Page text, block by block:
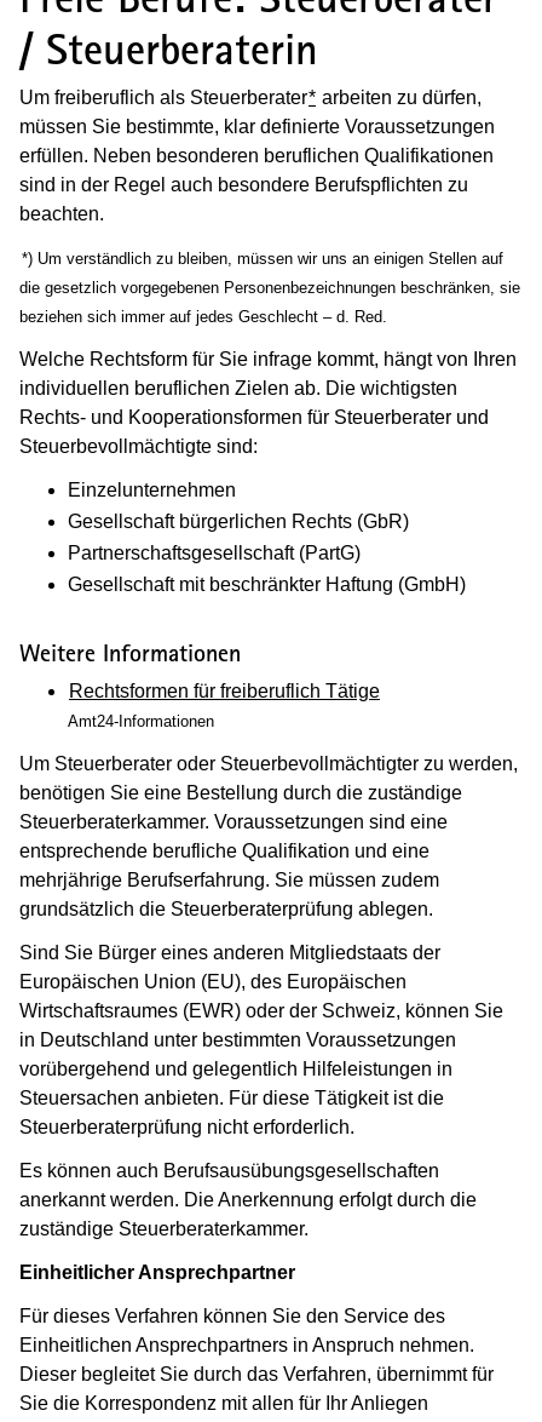
/ Steuerberaterin
Um freiberuflich als Steuerberater* arbeiten zu dürfen,
müssen Sie bestimmte, klar definierte Voraussetzungen
erfüllen. Neben besonderen beruflichen Qualifikationen
sind in der Regel auch besondere Berufspflichten zu
beachten.
(Wird in einem neuen Fenster geöffnet)
*) Um verständlich zu bleiben, müssen wir uns an einigen Stellen auf
die gesetzlich vorgegebenen Personenbezeichnungen beschränken, sie
beziehen sich immer auf jedes Geschlecht – d. Red.
Welche Rechtsform für Sie infrage kommt, hängt von Ihren
individuellen beruflichen Zielen ab. Die wichtigsten
Rechts- und Kooperationsformen für Steuerberater und
Steuerbevollmächtigte sind:
Einzelunternehmen
Gesellschaft bürgerlichen Rechts (GbR)
Partnerschaftsgesellschaft (PartG)
Gesellschaft mit beschränkter Haftung (GmbH)
Weitere Informationen
Rechtsformen für freiberuflich Tätige
Amt24-Informationen
Um Steuerberater oder Steuerbevollmächtigter zu werden,
benötigen Sie eine Bestellung durch die zuständige
Steuerberaterkammer. Voraussetzungen sind eine
entsprechende berufliche Qualifikation und eine
mehrjährige Berufserfahrung. Sie müssen zudem
grundsätzlich die Steuerberaterprüfung ablegen.
Sind Sie Bürger eines anderen Mitgliedstaats der
Europäischen Union (EU), des Europäischen
Wirtschaftsraumes (EWR) oder der Schweiz, können Sie
in Deutschland unter bestimmten Voraussetzungen
vorübergehend und gelegentlich Hilfeleistungen in
Steuersachen anbieten. Für diese Tätigkeit ist die
Steuerberaterprüfung nicht erforderlich.
Es können auch Berufsausübungsgesellschaften
anerkannt werden. Die Anerkennung erfolgt durch die
zuständige Steuerberaterkammer.
Einheitlicher Ansprechpartner
Für dieses Verfahren können Sie den Service des
Einheitlichen Ansprechpartners in Anspruch nehmen.
Dieser begleitet Sie durch das Verfahren, übernimmt für
Sie die Korrespondenz mit allen für Ihr Anliegen